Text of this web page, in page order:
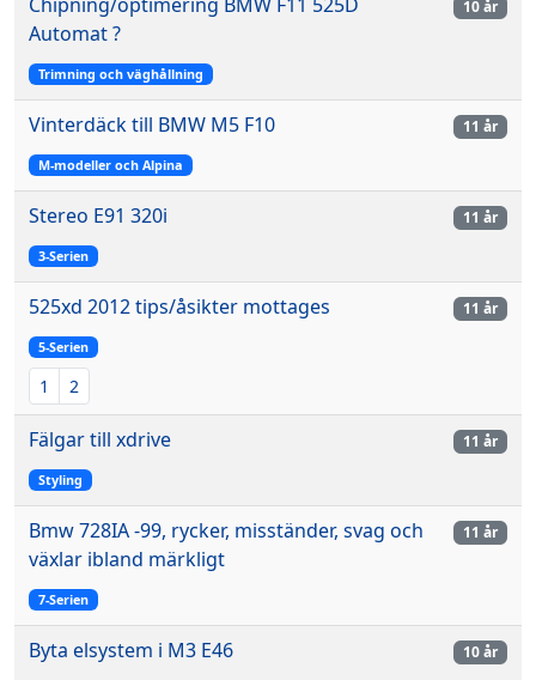
Automat ?
Trimning och väghållning
10 år
Vinterdäck till BMW M5 F10
M-modeller och Alpina
11 år
Stereo E91 320i
3-Serien
11 år
525xd 2012 tips/åsikter mottages
5-Serien
1 2
11 år
Fälgar till xdrive
Styling
11 år
Bmw 728IA -99, rycker, misständer, svag och
växlar ibland märkligt
7-Serien
11 år
Byta elsystem i M3 E46 10 år